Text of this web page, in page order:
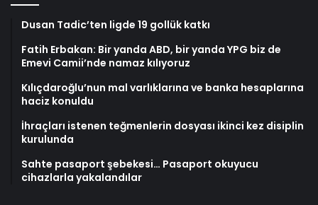
Dusan Tadic’ten ligde 19 gollük katkı
Fatih Erbakan: Bir yanda ABD, bir yanda YPG biz de
Emevi Camii’nde namaz kılıyoruz
Kılıçdaroğlu’nun mal varlıklarına ve banka hesaplarına
haciz konuldu
İhraçları istenen teğmenlerin dosyası ikinci kez disiplin
kurulunda
Sahte pasaport şebekesi… Pasaport okuyucu
cihazlarla yakalandılar